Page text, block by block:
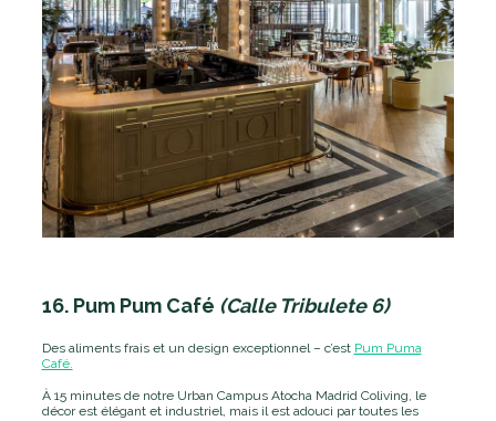
16. Pum Pum Café (Calle Tribulete 6)
Des aliments frais et un design exceptionnel – c’est Pum Puma
Café.
À 15 minutes de notre Urban Campus Atocha Madrid Coliving, le
décor est élégant et industriel, mais il est adouci par toutes les